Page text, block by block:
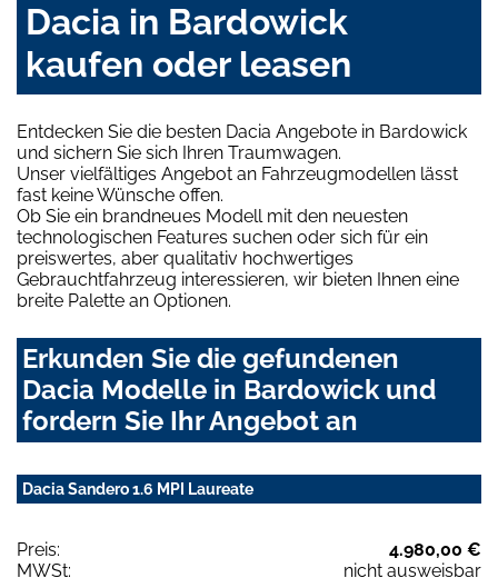
Dacia in Bardowick
kaufen oder leasen
Entdecken Sie die besten Dacia Angebote in Bardowick
und sichern Sie sich Ihren Traumwagen.
Unser vielfältiges Angebot an Fahrzeugmodellen lässt
fast keine Wünsche offen.
Ob Sie ein brandneues Modell mit den neuesten
technologischen Features suchen oder sich für ein
preiswertes, aber qualitativ hochwertiges
Gebrauchtfahrzeug interessieren, wir bieten Ihnen eine
breite Palette an Optionen.
Erkunden Sie die gefundenen
Dacia Modelle in Bardowick und
fordern Sie Ihr Angebot an
Dacia Sandero 1.6 MPI Laureate
Preis:
4.980,00 €
MWSt:
nicht ausweisbar